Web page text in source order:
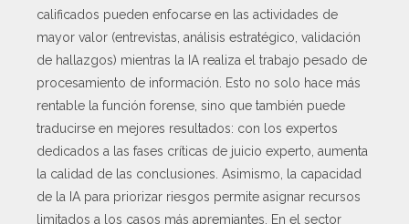
calificados pueden enfocarse en las actividades de
mayor valor (entrevistas, análisis estratégico, validación
de hallazgos) mientras la IA realiza el trabajo pesado de
procesamiento de información. Esto no solo hace más
rentable la función forense, sino que también puede
traducirse en mejores resultados: con los expertos
dedicados a las fases críticas de juicio experto, aumenta
la calidad de las conclusiones. Asimismo, la capacidad
de la IA para priorizar riesgos permite asignar recursos
limitados a los casos más apremiantes. En el sector